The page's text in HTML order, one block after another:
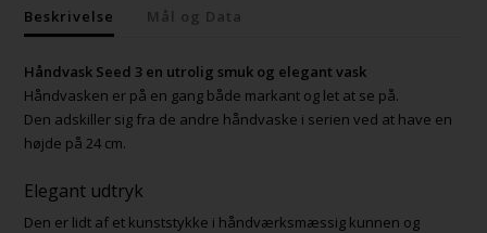
Beskrivelse Mål og Data
Håndvask Seed 3 en utrolig smuk og elegant vask
Håndvasken er på en gang både markant og let at se på.
Den adskiller sig fra de andre håndvaske i serien ved at have en
højde på 24 cm.
Elegant udtryk
Den er lidt af et kunststykke i håndværksmæssig kunnen og